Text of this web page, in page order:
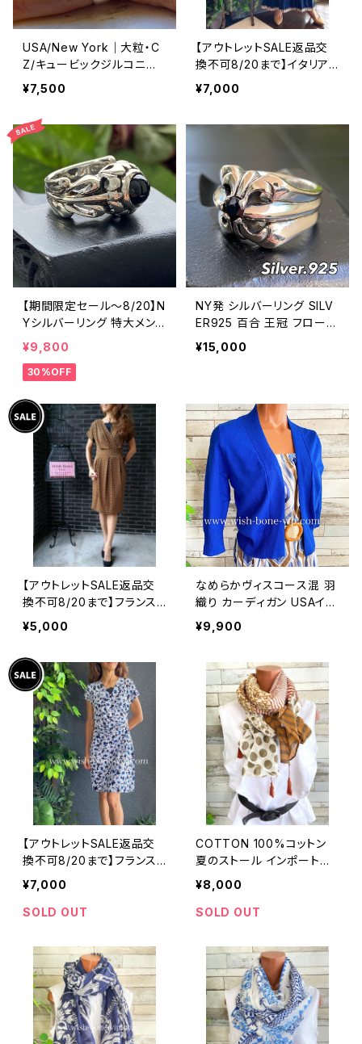
USA/New York｜大粒・C
Z/キュービックジルコニア
アンティークデザイン｜ゴッ
ドリング｜クリア＆シルバー
＆ゴールド
¥7,500
【アウトレットSALE返品交
換不可8/20まで】イタリア
製マキシワンピース イン
ポート ロングワンピース ロ
ー
¥7,000
【期間限定セール～8/20】N
Yシルバーリング 特大メン
ズリング SILVER925 フェザ
ーリング ナバホ族 インディ
アンジュエリー 太め 指輪
¥9,800
30%OFF
NY発 シルバーリング SILV
ER925 百合 王冠 フローラ
ルリング ブラックストーン
指輪
¥15,000
【アウトレットSALE返品交
換不可8/20まで】フランス
製インポートワンピース｜L
ONNKEL PARIS クラシカ
ツ ワンピース/ブラウン系
¥5,000
なめらかヴィスコース混 羽
織り カーディガン USAイン
ポート/ブルー
¥9,900
【アウトレットSALE返品交
換不可8/20まで】フランス
製インポートワンピース｜カ
シュクールワンピース/立体
ワッフル・ホワイト＆ブルーフ
¥7,000
SOLD OUT
COTTON 100%コットン
夏のストール インポート大
判・ロングストール・通気
性・肌触り良いスカーフ/ブ
ラウン系ドット＆ボーダー
¥8,000
SOLD OUT